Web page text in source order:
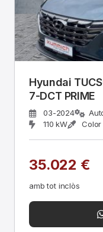
Hyundai
7-DCT PRIME
03-2024
110 kW
Color
35.022 €
amb tot inclòs